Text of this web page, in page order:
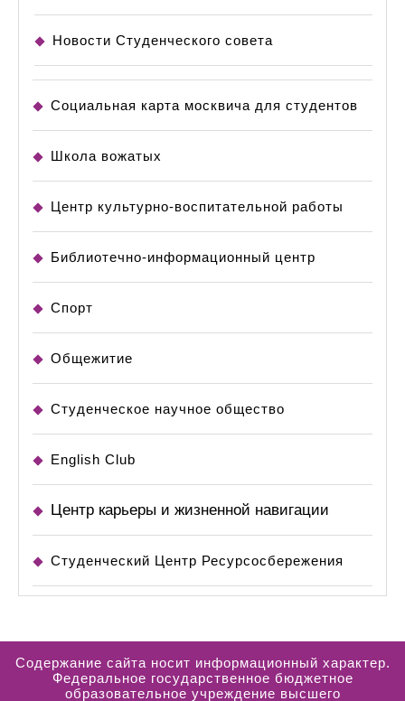
Новости Студенческого совета
Социальная карта москвича для студентов
Школа вожатых
Центр культурно-воспитательной работы
Библиотечно-информационный центр
Спорт
Общежитие
Студенческое научное общество
English Club
Центр карьеры и жизненной навигации
Студенческий Центр Ресурсосбережения
Содержание сайта носит информационный характер.
Федеральное государственное бюджетное
образовательное учреждение высшего